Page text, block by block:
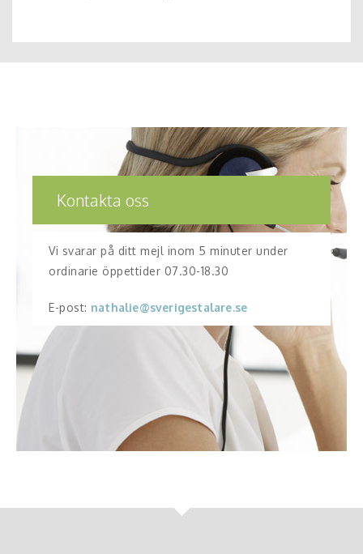
Kontakta oss
Vi svarar på ditt mejl inom 5 minuter under
ordinarie öppettider 07.30-18.30
E-post: nathalie@sverigestalare.se